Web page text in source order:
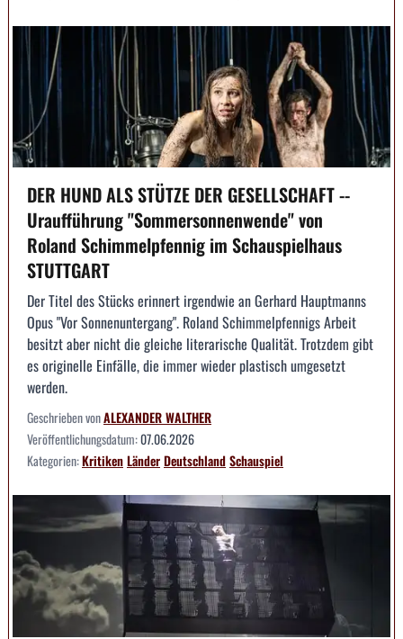
DER HUND ALS STÜTZE DER GESELLSCHAFT --
Uraufführung "Sommersonnenwende" von
Roland Schimmelpfennig im Schauspielhaus
STUTTGART
Der Titel des Stücks erinnert irgendwie an Gerhard Hauptmanns
Opus "Vor Sonnenuntergang". Roland Schimmelpfennigs Arbeit
besitzt aber nicht die gleiche literarische Qualität. Trotzdem gibt
es originelle Einfälle, die immer wieder plastisch umgesetzt
werden.
Geschrieben vonALEXANDER WALTHER
Veröffentlichungsdatum:07.06.2026
Kategorien:KritikenLänderDeutschlandSchauspiel